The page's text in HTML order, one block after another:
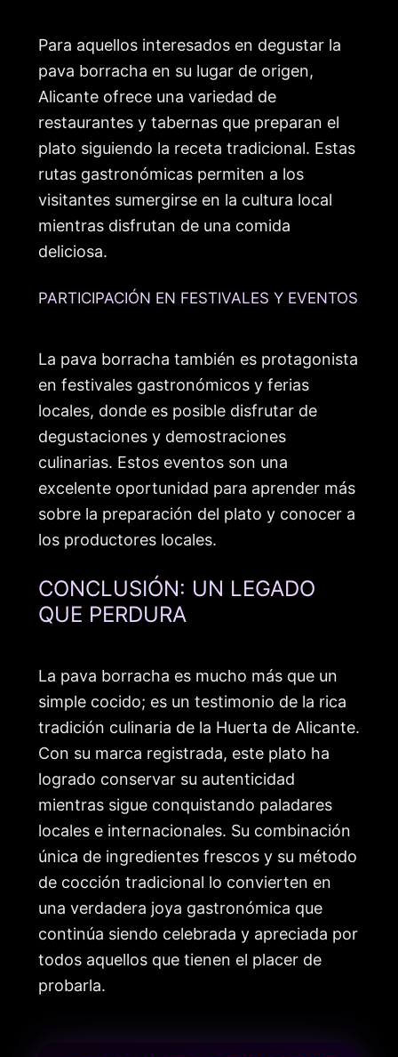
Para aquellos interesados en degustar la
pava borracha en su lugar de origen,
Alicante ofrece una variedad de
restaurantes y tabernas que preparan el
plato siguiendo la receta tradicional. Estas
rutas gastronómicas permiten a los
visitantes sumergirse en la cultura local
mientras disfrutan de una comida
deliciosa.
PARTICIPACIÓN EN FESTIVALES Y EVENTOS
La pava borracha también es protagonista
en festivales gastronómicos y ferias
locales, donde es posible disfrutar de
degustaciones y demostraciones
culinarias. Estos eventos son una
excelente oportunidad para aprender más
sobre la preparación del plato y conocer a
los productores locales.
CONCLUSIÓN: UN LEGADO
QUE PERDURA
La pava borracha es mucho más que un
simple cocido; es un testimonio de la rica
tradición culinaria de la Huerta de Alicante.
Con su marca registrada, este plato ha
logrado conservar su autenticidad
mientras sigue conquistando paladares
locales e internacionales. Su combinación
única de ingredientes frescos y su método
de cocción tradicional lo convierten en
una verdadera joya gastronómica que
continúa siendo celebrada y apreciada por
todos aquellos que tienen el placer de
probarla.